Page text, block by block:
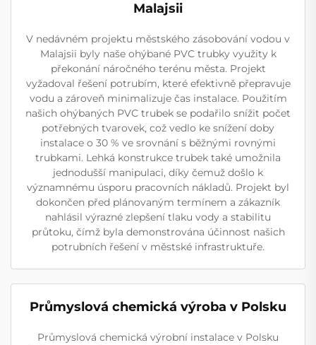
Malajsii
V nedávném projektu městského zásobování vodou v
Malajsii byly naše ohýbané PVC trubky využity k
překonání náročného terénu města. Projekt
vyžadoval řešení potrubím, které efektivně přepravuje
vodu a zároveň minimalizuje čas instalace. Použitím
našich ohýbaných PVC trubek se podařilo snížit počet
potřebných tvarovek, což vedlo ke snížení doby
instalace o 30 % ve srovnání s běžnými rovnými
trubkami. Lehká konstrukce trubek také umožnila
jednodušší manipulaci, díky čemuž došlo k
významnému úsporu pracovních nákladů. Projekt byl
dokončen před plánovaným termínem a zákazník
nahlásil výrazné zlepšení tlaku vody a stabilitu
průtoku, čímž byla demonstrována účinnost našich
potrubních řešení v městské infrastruktuře.
Průmyslová chemická výroba v Polsku
Průmyslová chemická výrobní instalace v Polsku